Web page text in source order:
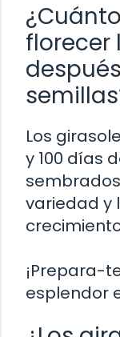
florecer
Los
y 100 días
variedad y
¡Prepara-
esplendor